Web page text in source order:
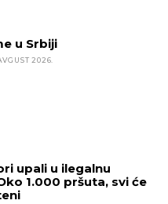
u Srbiji
2026.
upali u ilegalnu
1.000 pršuta, svi će